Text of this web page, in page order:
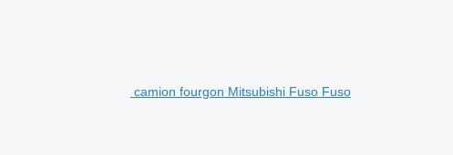
camion fourgon Mitsubishi Fuso Fuso